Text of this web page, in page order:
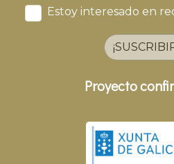
Estoy interesado en
Proyecto